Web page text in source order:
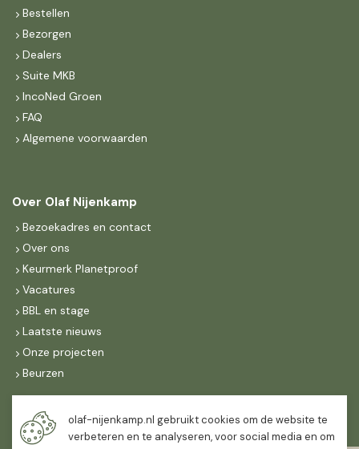
Bestellen
Bezorgen
Dealers
Suite MKB
IncoNed Groen
FAQ
Algemene voorwaarden
Over Olaf Nijenkamp
Bezoekadres en contact
Over ons
Keurmerk Planetproof
Vacatures
BBL en stage
Laatste nieuws
Onze projecten
Beurzen
Maandag t/m vrijdag
07:30- 16:30
olaf-nijenkamp.nl gebruikt cookies om de website te
verbeteren en te analyseren, voor social media en om